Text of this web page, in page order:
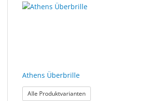
Athens Überbrille
Alle Produktvarianten: Athens Überbrille